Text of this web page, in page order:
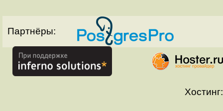
Партнёры:
Хостинг: